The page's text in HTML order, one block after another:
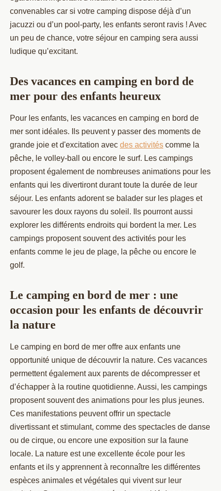
convenables car si votre camping dispose déjà d’un
jacuzzi ou d’un pool-party, les enfants seront ravis ! Avec
un peu de chance, votre séjour en camping sera aussi
ludique qu’excitant.
Des vacances en camping en bord de
mer pour des enfants heureux
Pour les enfants, les vacances en camping en bord de
mer sont idéales. Ils peuvent y passer des moments de
grande joie et d'excitation avec des activités comme la
pêche, le volley-ball ou encore le surf. Les campings
proposent également de nombreuses animations pour les
enfants qui les divertiront durant toute la durée de leur
séjour. Les enfants adorent se balader sur les plages et
savourer les doux rayons du soleil. Ils pourront aussi
explorer les différents endroits qui bordent la mer. Les
campings proposent souvent des activités pour les
enfants comme le jeu de plage, la pêche ou encore le
golf.
Le camping en bord de mer : une
occasion pour les enfants de découvrir
la nature
Le camping en bord de mer offre aux enfants une
opportunité unique de découvrir la nature. Ces vacances
permettent également aux parents de décompresser et
d’échapper à la routine quotidienne. Aussi, les campings
proposent souvent des animations pour les plus jeunes.
Ces manifestations peuvent offrir un spectacle
divertissant et stimulant, comme des spectacles de danse
ou de cirque, ou encore une exposition sur la faune
locale. La nature est une excellente école pour les
enfants et ils y apprennent à reconnaître les différentes
espèces animales et végétales qui vivent sur leur